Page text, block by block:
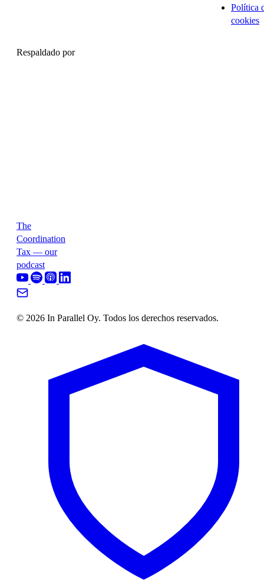
Política
cookies
Respaldado por
The
Coordination
Tax — our
podcast
© 2026 In Parallel Oy. Todos los derechos reservados.